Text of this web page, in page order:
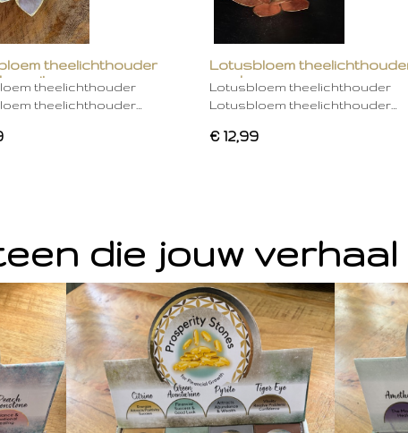
theelichthouder
wittheelichthouder
theelichthouder…
Lotusbloem
mocha
Lotusbloem theelichthouder
Lotusbloem theelichthouder…
€ 12,99
die jouw